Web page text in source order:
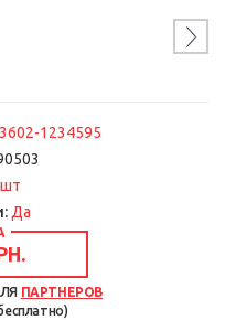
1234595
шт
Да
ПАРТНЕРОВ